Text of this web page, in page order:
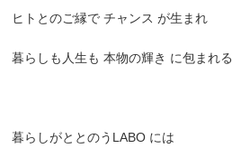
ヒトとのご縁で チャンス が生まれ
暮らしも人生も 本物の輝き に包まれる
暮らしがととのうLABO には